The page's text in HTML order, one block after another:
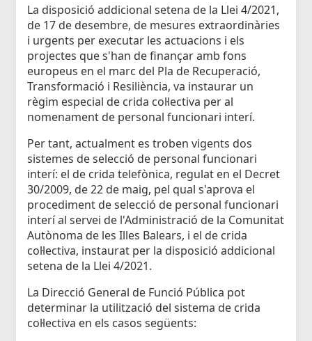
La disposició addicional setena de la Llei 4/2021,
de 17 de desembre, de mesures extraordinàries
i urgents per executar les actuacions i els
projectes que s'han de finançar amb fons
europeus en el marc del Pla de Recuperació,
Transformació i Resiliència, va instaurar un
règim especial de crida col·lectiva per al
nomenament de personal funcionari interí.
Per tant, actualment es troben vigents dos
sistemes de selecció de personal funcionari
interí: el de crida telefònica, regulat en el Decret
30/2009, de 22 de maig, pel qual s'aprova el
procediment de selecció de personal funcionari
interí al servei de l'Administració de la Comunitat
Autònoma de les Illes Balears, i el de crida
col·lectiva, instaurat per la disposició addicional
setena de la Llei 4/2021.
La Direcció General de Funció Pública pot
determinar la utilització del sistema de crida
col·lectiva en els casos següents: